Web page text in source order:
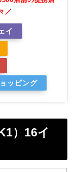
／
イ
ッピング
）16イ